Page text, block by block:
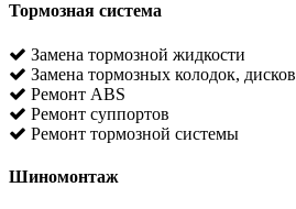
Тормозная система
Замена тормозной жидкости
Замена тормозных колодок, дисков
Ремонт ABS
Ремонт суппортов
Ремонт тормозной системы
Шиномонтаж